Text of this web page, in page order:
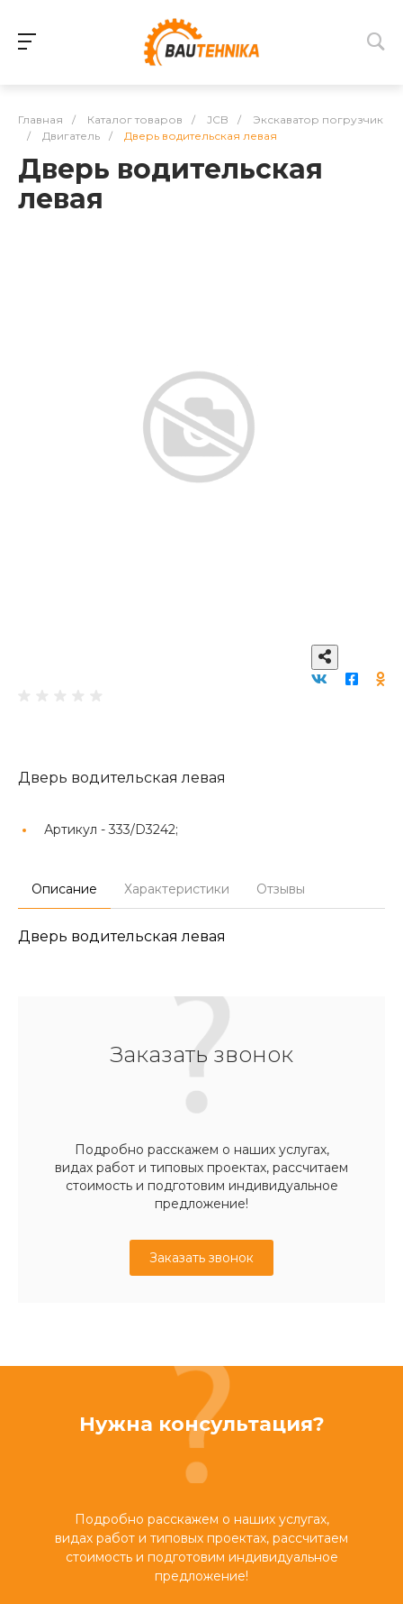
Главная / Каталог товаров / JCB /
Экскаватор погрузчик
/
Двигатель / Дверь водительская левая
Дверь водительская
левая
Дверь водительская левая
Артикул - 333/D3242;
Описание Характеристики Отзывы
Дверь водительская левая
Заказать звонок
Подробно расскажем о наших услугах,
видах работ и типовых проектах, рассчитаем
стоимость и подготовим индивидуальное
предложение!
Заказать звонок
Нужна консультация?
Подробно расскажем о наших услугах,
видах работ и типовых проектах, рассчитаем
стоимость и подготовим индивидуальное
предложение!